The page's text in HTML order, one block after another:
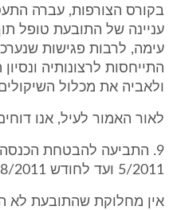
בקורס הצורפות, עברה
עניינה של התובעת טופל
עימה, לרבות פגישות
התייחסות לרצונותיה
ולאביה את מכלול
לאור האמור לעיל, אנו
9. התביעה להבטחת
5/2011 ועד לחודש 8/2011
אין מחלוקת שהתובעת לא